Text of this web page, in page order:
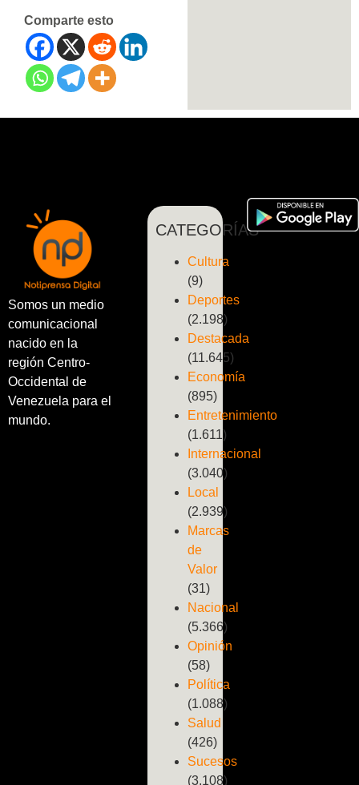
Comparte esto
Somos un medio
comunicacional
nacido en la
región Centro-
Occidental de
Venezuela para el
mundo.
CATEGORÍAS
Cultura
(9)
Deportes
(2.198)
Destacada
(11.645)
Economía
(895)
Entretenimiento
(1.611)
Internacional
(3.040)
Local
(2.939)
Marcas
de
Valor
(31)
Nacional
(5.366)
Opinión
(58)
Política
(1.088)
Salud
(426)
Sucesos
(3.108)